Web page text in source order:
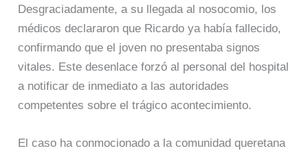
Desgraciadamente, a su llegada al nosocomio, los
médicos declararon que Ricardo ya había fallecido,
confirmando que el joven no presentaba signos
vitales. Este desenlace forzó al personal del hospital
a notificar de inmediato a las autoridades
competentes sobre el trágico acontecimiento.
El caso ha conmocionado a la comunidad queretana